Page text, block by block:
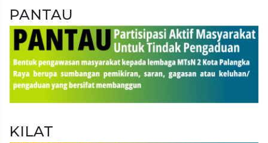
PANTAU
KILAT